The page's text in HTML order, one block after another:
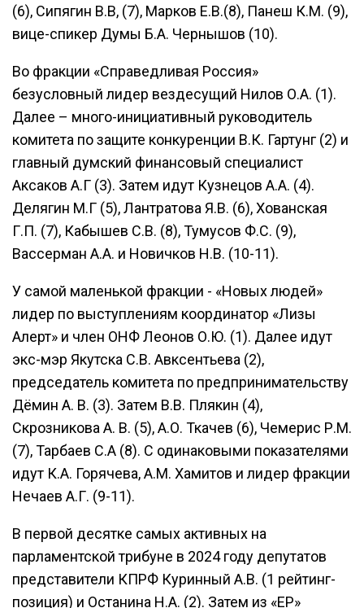
(6), Сипягин В.В, (7), Марков Е.В.(8), Панеш К.М. (9),
вице-спикер Думы Б.А. Чернышов (10).
Во фракции «Справедливая Россия»
безусловный лидер вездесущий Нилов О.А. (1).
Далее – много-инициативный руководитель
комитета по защите конкуренции В.К. Гартунг (2) и
главный думский финансовый специалист
Аксаков А.Г (3). Затем идут Кузнецов А.А. (4).
Делягин М.Г (5), Лантратова Я.В. (6), Хованская
Г.П. (7), Кабышев С.В. (8), Тумусов Ф.С. (9),
Вассерман А.А. и Новичков Н.В. (10-11).
У самой маленькой фракции - «Новых людей»
лидер по выступлениям координатор «Лизы
Алерт» и член ОНФ Леонов О.Ю. (1). Далее идут
экс-мэр Якутска С.В. Авксентьева (2),
председатель комитета по предпринимательству
Дёмин А. В. (3). Затем В.В. Плякин (4),
Скрозникова А. В. (5), А.О. Ткачев (6), Чемерис Р.М.
(7), Тарбаев С.А (8). С одинаковыми показателями
идут К.А. Горячева, А.М. Хамитов и лидер фракции
Нечаев А.Г. (9-11).
В первой десятке самых активных на
парламентской трибуне в 2024 году депутатов
представители КПРФ Куринный А.В. (1 рейтинг-
позиция) и Останина Н.А. (2). Затем из «ЕР»